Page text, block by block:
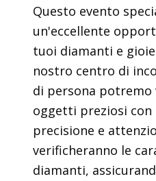
Questo evento
un'eccellente
tuoi diamanti e
nostro centro di
di persona
oggetti preziosi con
precisione e
verificheranno le
diamanti,